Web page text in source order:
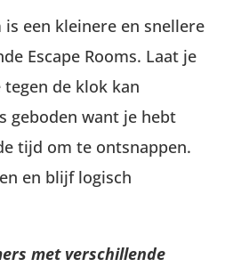
is een kleinere en snellere
Escape Rooms. Laat je
de klok kan
geboden want je hebt
tijd om te ontsnappen.
en blijf logisch
met verschillende